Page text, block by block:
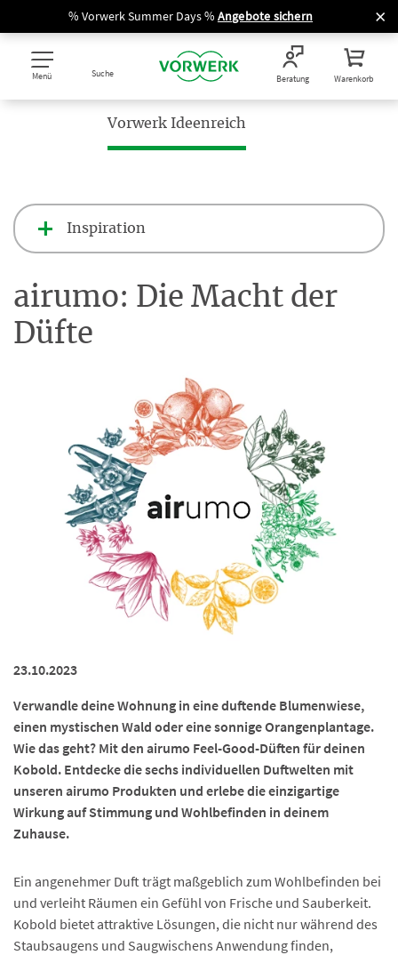
% Vorwerk Summer Days % Angebote sichern
Menü Suche Beratung Warenkorb
Vorwerk Ideenreich
Inspiration
airumo: Die Macht der
Düfte
23.10.2023
Verwandle deine Wohnung in eine duftende Blumenwiese,
einen mystischen Wald oder eine sonnige Orangenplantage.
Wie das geht? Mit den airumo Feel-Good-Düften für deinen
Kobold. Entdecke die sechs individuellen Duftwelten mit
unseren airumo Produkten und erlebe die einzigartige
Wirkung auf Stimmung und Wohlbefinden in deinem
Zuhause.
Ein angenehmer Duft trägt maßgeblich zum Wohlbefinden bei
und verleiht Räumen ein Gefühl von Frische und Sauberkeit.
Kobold bietet attraktive Lösungen, die nicht nur während des
Staubsaugens und Saugwischens Anwendung finden,